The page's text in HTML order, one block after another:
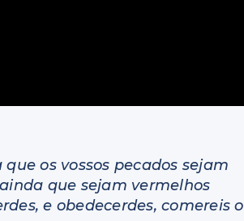
os vossos pecados sejam
que sejam vermelhos
e obedecerdes, comereis o